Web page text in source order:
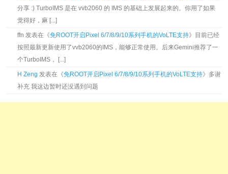
分享 :) TurboIMS 是在 vvb2060 的 IMS 的基础上发展起来的。你用了如果
觉得好，麻 [...]
ffn 发表在《免ROOT开启Pixel 6/7/8/9/10系列手机的VoLTE支持》目前已经
按照最新更新使用了vvb2060的IMS，能够正常使用。后来Gemini推荐了一
个TurboIMS， [...]
H Zeng 发表在《免ROOT开启Pixel 6/7/8/9/10系列手机的VoLTE支持》多谢
补充 我这边暂时还没遇到问题